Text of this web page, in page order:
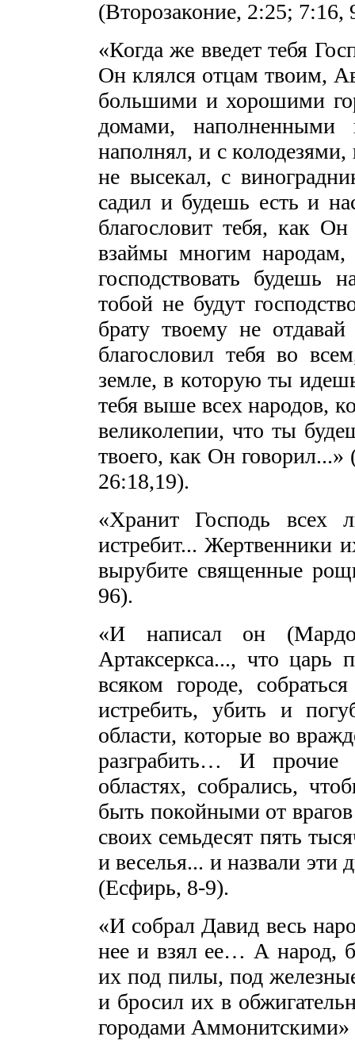
(Второзаконие, 2:25;
«Когда же введет тебя
Он клялся отцам твоим,
большими и хорошими
домами,
наполнял, и с
не высекал, с
садил и будешь есть и
благословит тебя, как
взаймы многим
господствовать
тобой не будут
брату твоему не
благословил тебя во
земле, в которую ты
тебя выше всех народов,
великолепии, что ты
твоего, как Он
26:18,19).
«Хранит Господь всех
истребит... Жертвенники
вырубите священные
96).
«И написал он
Артаксеркса..., что царь
всяком городе,
истребить, убить и
области, которые во
разграбить… И прочие
областях, собрались,
быть покойными от
своих семьдесят пять
и веселья... и назвали
(Есфирь, 8-9).
«И собрал Давид весь
нее и взял ее… А народ,
их под пилы, под
и бросил их в
городами Аммонитскими»